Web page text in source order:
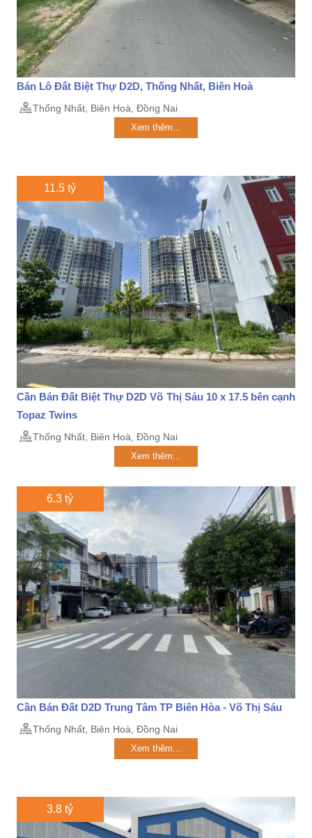
Bán Lô Đất Biệt Thự D2D, Thống Nhất, Biên Hoà
Thống Nhất, Biên Hoà, Đồng Nai
Xem thêm...
11.5 tỷ
Cần Bán Đất Biệt Thự D2D Võ Thị Sáu 10 x 17.5 bên cạnh
Topaz Twins
Thống Nhất, Biên Hoà, Đồng Nai
Xem thêm...
6.3 tỷ
Cần Bán Đất D2D Trung Tâm TP Biên Hòa - Võ Thị Sáu
Thống Nhất, Biên Hoà, Đồng Nai
Xem thêm...
3.8 tỷ